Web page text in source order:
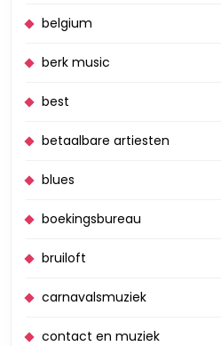
belgium
berk music
best
betaalbare artiesten
blues
boekingsbureau
bruiloft
carnavalsmuziek
contact en muziek